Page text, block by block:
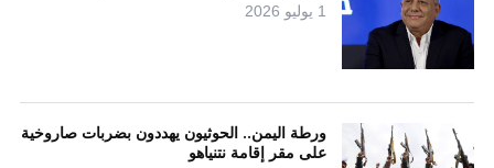
1 يوليو 2026
ورطة اليمن.. الحوثيون يهددون بضربات صاروخية
على مقر إقامة نتنياهو